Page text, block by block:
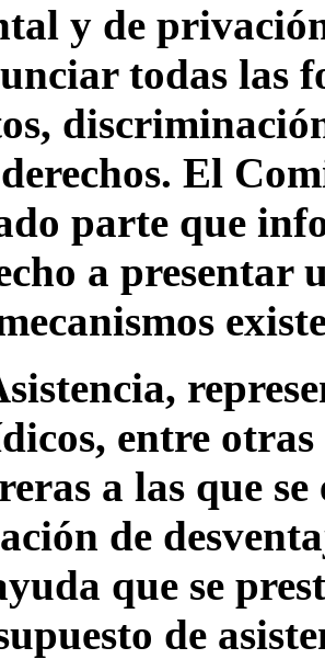
y de
todas las
El
parte que
a presentar
entre otras
a las que
de
que se
de